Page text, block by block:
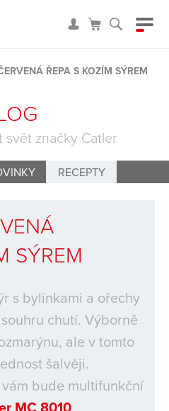
ŘEPA S KOZÍM SÝREM
značky Catler
RECEPTY
SÝREM
s bylinkami a ořechy
chutí. Výborně
ale v tomto
šalvěji.
bude multifunkční